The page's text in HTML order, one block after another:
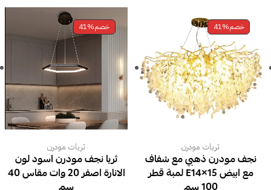
خصم41%
ثريات مودرن
نجف مودرن ذهبي مع شفاف
مع ابيض E14×15 لمبة قطر
خصم41%
ثريات مودرن
ثريا نجف مودرن اسود لون
الانارة اصفر 20 وات مقاس 40